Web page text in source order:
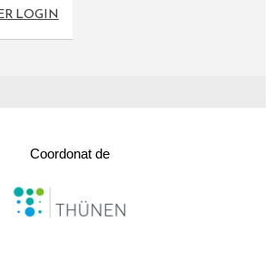
LOGIN
Coordonat de